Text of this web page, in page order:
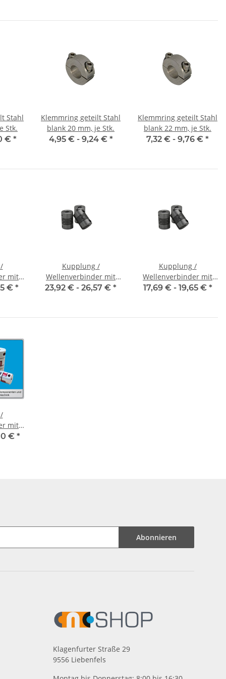
Stahl
Stk.
€ *
Klemmring geteilt Stahl
blank 20 mm, je Stk.
4,95 € - 9,24 € *
Klemmring geteilt Stahl
blank 22 mm, je Stk.
7,32 € - 9,76 € *
mit
K 16
€ *
Kupplung /
Wellenverbinder mit
Klemmnaben WSV-K 16
23,92 € - 26,57 € *
Kupplung /
Wellenverbinder mit
Klemmnaben WSV-K 18
17,69 € - 19,65 € *
mit
55C
€ *
Abonnieren
Klagenfurter Straße 29
9556 Liebenfels